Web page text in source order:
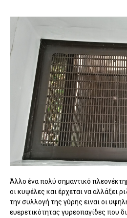
Άλλο ένα πολύ σημαντικό
οι κυψέλες και έρχεται να αλλάξει
την συλλογή της γύρης ειναι οι
ευερετικότητας γυρεοπαγίδες που